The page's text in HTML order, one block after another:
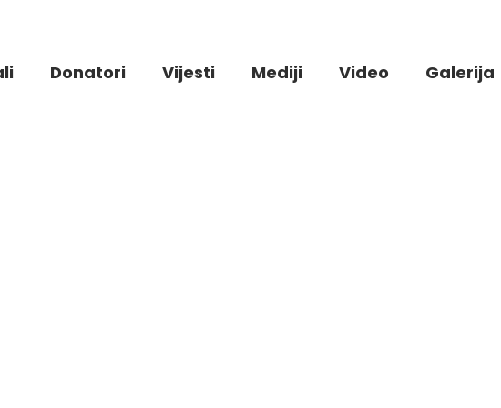
Donatori Vijesti Mediji Video Galerija